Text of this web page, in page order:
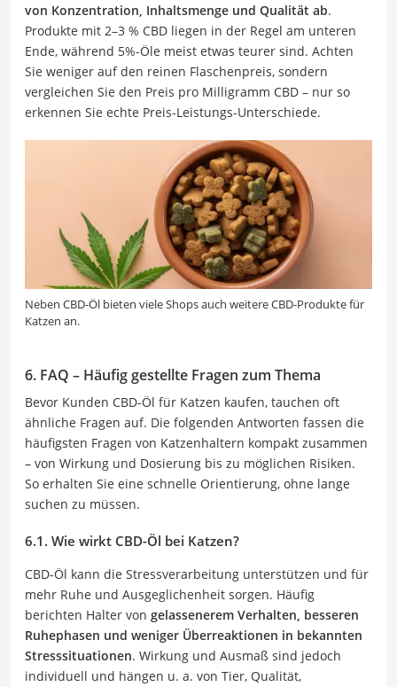
von Konzentration, Inhaltsmenge und Qualität ab.
Produkte mit 2–3 % CBD liegen in der Regel am unteren
Ende, während 5%-Öle meist etwas teurer sind. Achten
Sie weniger auf den reinen Flaschenpreis, sondern
vergleichen Sie den Preis pro Milligramm CBD – nur so
erkennen Sie echte Preis-Leistungs-Unterschiede.
Neben CBD-Öl bieten viele Shops auch weitere CBD-Produkte für
Katzen an.
6. FAQ – Häufig gestellte Fragen zum Thema
Bevor Kunden CBD-Öl für Katzen kaufen, tauchen oft
ähnliche Fragen auf. Die folgenden Antworten fassen die
häufigsten Fragen von Katzenhaltern kompakt zusammen
– von Wirkung und Dosierung bis zu möglichen Risiken.
So erhalten Sie eine schnelle Orientierung, ohne lange
suchen zu müssen.
6.1. Wie wirkt CBD-Öl bei Katzen?
CBD-Öl kann die Stressverarbeitung unterstützen und für
mehr Ruhe und Ausgeglichenheit sorgen. Häufig
berichten Halter von gelassenerem Verhalten, besseren
Ruhephasen und weniger Überreaktionen in bekannten
Stresssituationen. Wirkung und Ausmaß sind jedoch
individuell und hängen u. a. von Tier, Qualität,